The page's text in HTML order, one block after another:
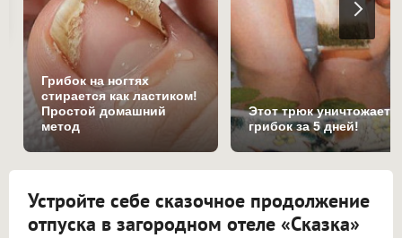
Грибок на ногтях
стирается как ластиком!
Простой домашний
метод
Этот трюк уничтожает
грибок за 5 дней!
Устройте себе сказочное продолжение
отпуска в загородном отеле «Сказка»